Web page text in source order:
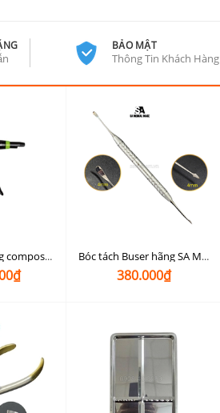
BẢO MẬT
Thông Tin Khách Hàng
Súng bơm nhộng composite Cavifil Injector Ivoclar Vivadent (súng bắn nhộng) Bóc tách Buser hãng SA Medical ( thép Đức)
380.000₫